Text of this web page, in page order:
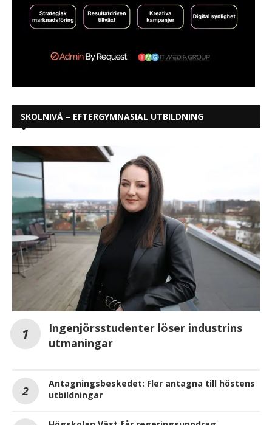
SKOLNIVÅ – EFTERGYMNASIAL UTBILDNING
Ingenjörsstudenter löser industrins
utmaningar
Antagningsbeskedet: Fler antagna till höstens
utbildningar